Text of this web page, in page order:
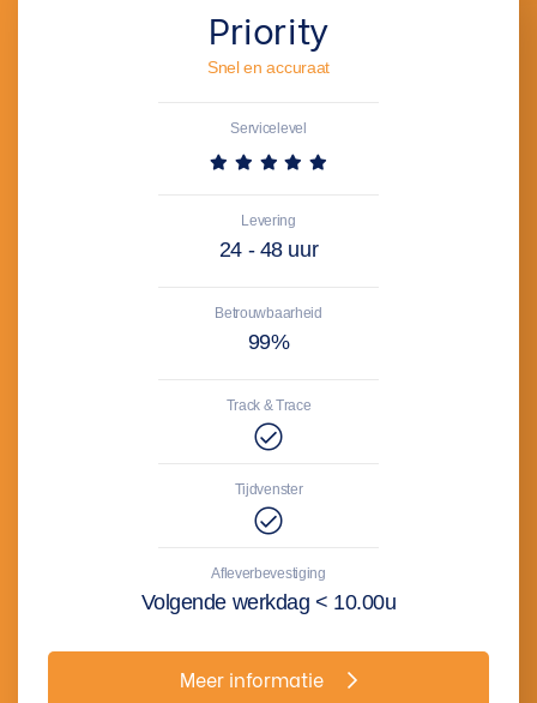
Priority
Snel en accuraat
Servicelevel
Levering
24 - 48 uur
Betrouwbaarheid
99%
Track & Trace
Tijdvenster
Afleverbevestiging
Volgende werkdag < 10.00u
Meer informatie